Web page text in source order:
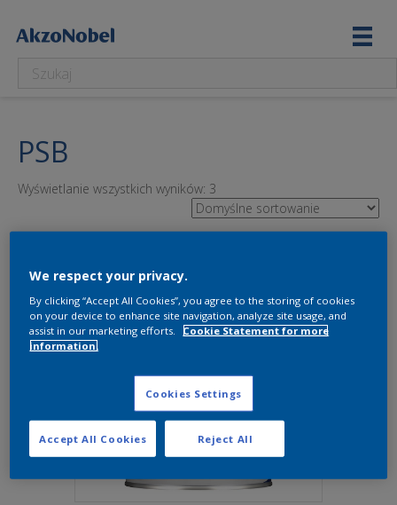
PSB
Wyświetlanie wszystkich wyników: 3
We respect your privacy.
By clicking “Accept All Cookies”, you agree to the storing of cookies
on your device to enhance site navigation, analyze site usage, and
assist in our marketing efforts.
Cookie Statement for more
information.
Cookies Settings
Reject All
Accept All Cookies